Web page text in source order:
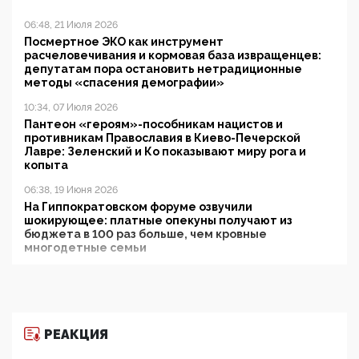
06:48, 21 Июля 2026
Посмертное ЭКО как инструмент
расчеловечивания и кормовая база извращенцев:
депутатам пора остановить нетрадиционные
методы «спасения демографии»
10:34, 07 Июля 2026
Пантеон «героям»-пособникам нацистов и
противникам Православия в Киево-Печерской
Лавре: Зеленский и Ко показывают миру рога и
копыта
06:38, 19 Июня 2026
На Гиппократовском форуме озвучили
шокирующее: платные опекуны получают из
бюджета в 100 раз больше, чем кровные
многодетные семьи
11:53, 09 Июня 2026
РЕАКЦИЯ